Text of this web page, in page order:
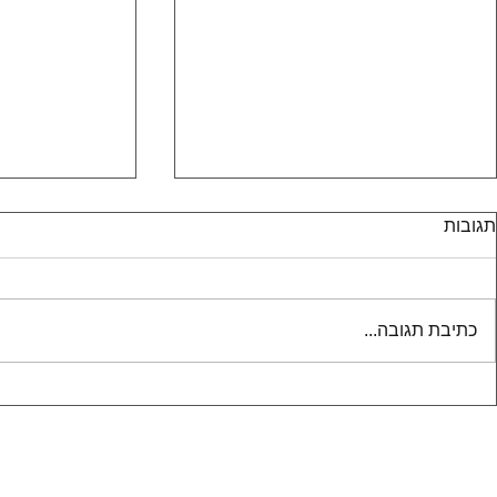
תגובות
כתיבת תגובה...